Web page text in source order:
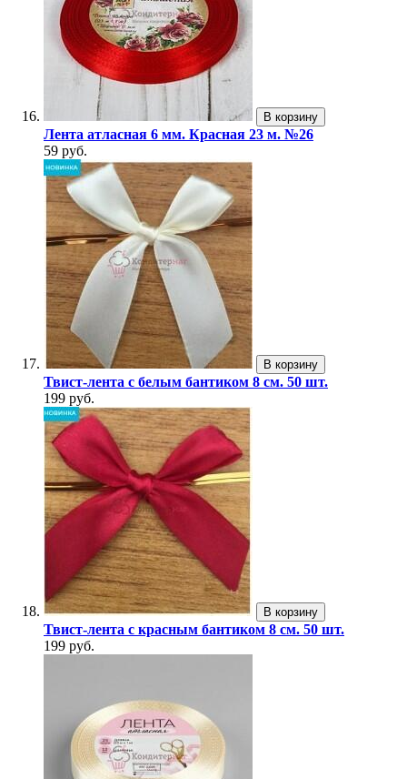
В корзину
Лента атласная 6 мм. Красная 23 м. №26
59 руб.
В корзину
Твист-лента с белым бантиком 8 см. 50 шт.
199 руб.
В корзину
Твист-лента с красным бантиком 8 см. 50 шт.
199 руб.